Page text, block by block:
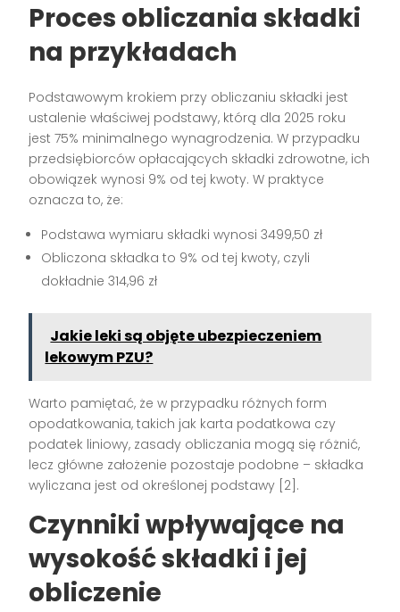
Proces obliczania składki
na przykładach
Podstawowym krokiem przy obliczaniu składki jest
ustalenie właściwej podstawy, którą dla 2025 roku
jest 75% minimalnego wynagrodzenia. W przypadku
przedsiębiorców opłacających składki zdrowotne, ich
obowiązek wynosi 9% od tej kwoty. W praktyce
oznacza to, że:
Podstawa wymiaru składki wynosi 3499,50 zł
Obliczona składka to 9% od tej kwoty, czyli
dokładnie 314,96 zł
Jakie leki są objęte ubezpieczeniem
lekowym PZU?
Warto pamiętać, że w przypadku różnych form
opodatkowania, takich jak karta podatkowa czy
podatek liniowy, zasady obliczania mogą się różnić,
lecz główne założenie pozostaje podobne – składka
wyliczana jest od określonej podstawy [2].
Czynniki wpływające na
wysokość składki i jej
obliczenie